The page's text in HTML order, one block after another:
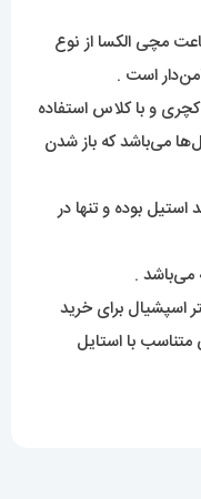
مچی الکسا از نوع
و با کلاس استفاده
می‌باشد که باز شدن
بوده و تنها در
اسپشیال برای خرید
با استایل